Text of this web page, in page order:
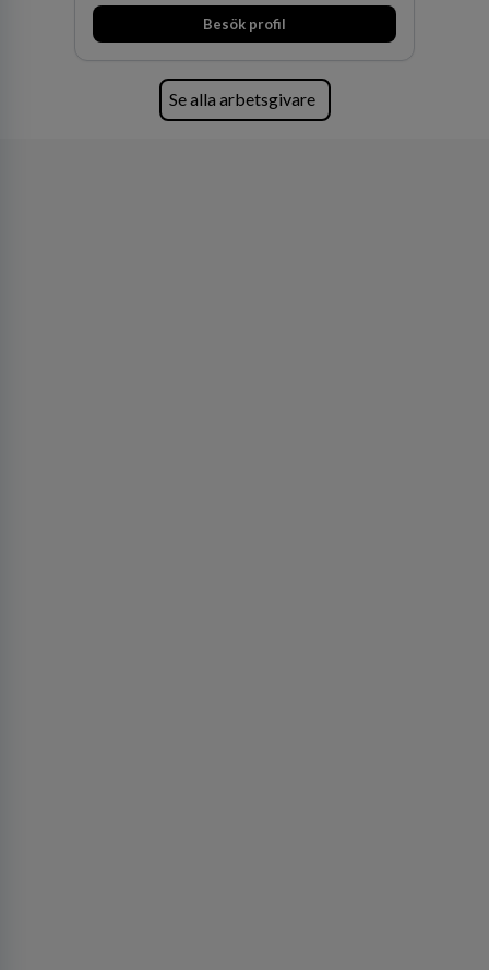
expertis inom IP-tillgångar har gett oss en
marknadsledande position. Våra klienter väljer
företagets viktigaste tillgångar.
Besök profil
Se alla arbetsgivare